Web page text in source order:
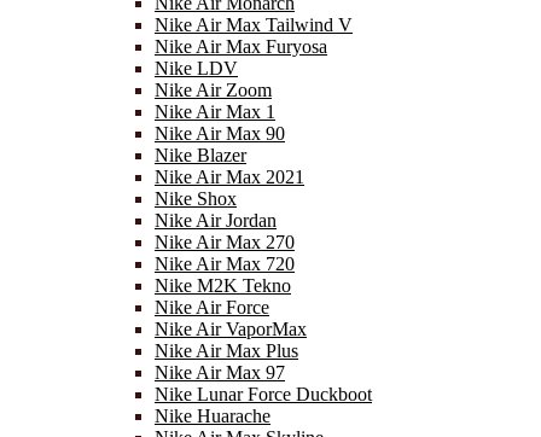
Nike Air Max Tailwind V
Nike Air Max Furyosa
Nike LDV
Nike Air Zoom
Nike Air Max 1
Nike Air Max 90
Nike Blazer
Nike Air Max 2021
Nike Shox
Nike Air Jordan
Nike Air Max 270
Nike Air Max 720
Nike M2K Tekno
Nike Air Force
Nike Air VaporMax
Nike Air Max Plus
Nike Air Max 97
Nike Lunar Force Duckboot
Nike Huarache